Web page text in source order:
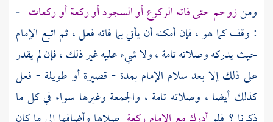
ومنزوحم حتى فاته الركوع أو السجود أو ركعة أو ركعات -
: وقف كما هو ، فإن أمكنه أن يأتي بما فاته فعل ، ثم اتبع الإمام
حيث يدركه وصلاته تامة ، ولا شيء عليه غير ذلك ، فإن لم يقدر
على ذلك إلا بعد سلام الإمام بمدة - قصيرة أو طويلة - فعل
كذلك أيضا ، وصلاته تامة ، والجمعة وغيرها سواء في كل ما